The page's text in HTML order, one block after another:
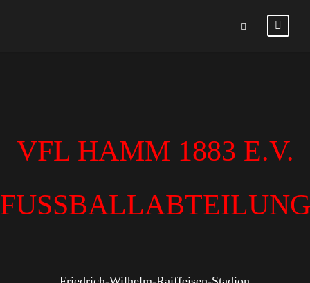
VFL HAMM 1883 E.V.
FUSSBALLABTEILUNG